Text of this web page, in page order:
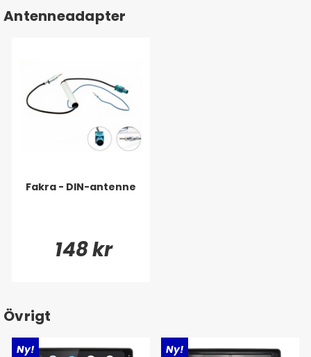
Antenneadapter
Fakra - DIN-antenne
148 kr
Övrigt
Ny! Ny!